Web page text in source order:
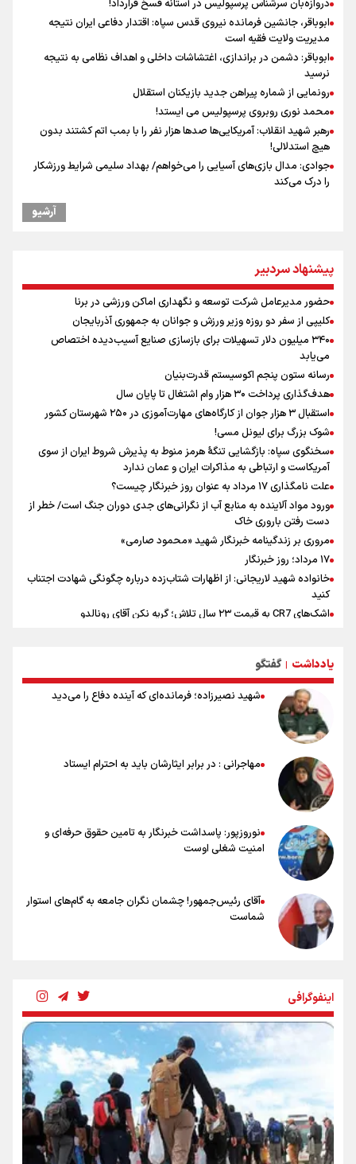
دروازه‌بان سرشناس پرسپولیس در آستانه فسخ قرارداد!
ابوباقر، جانشین فرمانده نیروی قدس سپاه: اقتدار دفاعی ایران نتیجه
مدیریت ولایت فقیه است
ابوباقر: دشمن در براندازی، اغتشاشات داخلی و اهداف نظامی به نتیجه
نرسید
رونمایی از شماره پیراهن جدید بازیکنان استقلال
محمد نوری روبروی پرسپولیس می ایستد!
رهبر شهید انقلاب: آمریکایی‌ها صدها هزار نفر را با بمب اتم کشتند بدون
هیچ استدلالی!
جوادی: مدال بازی‌های آسیایی را می‌خواهم/ بهداد سلیمی شرایط ورزشکار
را درک می‌کند
آمریکاست و ارتباطی به مذاکرات ایران و عمان ندارد
ونس: در حال کار بر روی ایجاد یک سیستم ناوبری امن هستیم
علی‌نژاد در مراسم انجمن ورزشی نویسان در روز خبرنگار : رسانه‌های خبری
در سال گذشته تا به امروز اتفاقات بزرگی را رقم زدند
سیدمناف هاشمی در مراسم انجمن ورزشی نویسان : قدردان زحمات اهالی
رسانه به ویژه ورزشی نویسان هستیم
فوران یک آتشفشان قدرتمند در جنوب غربی کلمبیا
آرشیو
پیشنهاد سردبیر
حضور مدیرعامل شرکت توسعه و نگهداری اماکن ورزشی در برنا
کلیپی از سفر دو روزه وزیر ورزش و جوانان به جمهوری آذربایجان
۳۴۰ میلیون دلار تسهیلات برای بازسازی صنایع آسیب‌دیده اختصاص
می‌یابد
رسانه ستون پنجم اکوسیستم قدرت‌بنیان
هدف‌گذاری پرداخت ۳۰ هزار وام اشتغال تا پایان سال
استقبال ۳ هزار جوان از کارگاه‌های مهارت‌آموزی در ۲۵۰ شهرستان کشور
شوک بزرگ برای لیونل مسی!
سخنگوی سپاه: بازگشایی تنگۀ هرمز منوط به پذیرش شروط ایران از سوی
آمریکاست و ارتباطی به مذاکرات ایران و عمان ندارد
علت نامگذاری ۱۷ مرداد به عنوان روز خبرنگار چیست؟
ورود مواد آلاینده به منابع آب از نگرانی‌های جدی دوران جنگ است/ خطر از
دست رفتن باروری خاک
مروری بر زندگینامه خبرنگار شهید «محمود صارمی»
۱۷ مرداد؛ روز خبرنگار
خانواده شهید لاریجانی: از اظهارات شتاب‌زده درباره چگونگی شهادت اجتناب
کنید
اشک‌های CR7 به قیمت ۲۳ سال تلاش؛ گریه نکن آقای رونالدو
تلاش مدام برای زنده نگه داشتن هنر ایرانی
نصرتی: پاسخ بیرانوند سنخیتی با صحبت‌های علی دایی نداشت/
ملی‌پوشان نباید از خودشان تعریف کنند!
خلعتبری: جای دو سه نفر در جام جهانی خالی بود/ تیم ملی نیاز به تغییر
نسل دارد/ دوست دارم آرژانتین قهرمان شود
شاهرخی: اندازه داشته‌هایمان از بازار جام جهانی برداشت کردیم/ دودستی
سرنوشت صعود را به تیم‌های دیگر سپردیم
عالمی: جام جهانی از مرحله حذفی جان گرفت/ درباره شیوه بازی تیم ملی
نقد وجود دارد
یادداشت | گفتگو
شهید نصیرزاده؛ فرمانده‌ای که آینده دفاع را می‌دید
مهاجرانی : در برابر ایثارشان باید به احترام ایستاد
نوروزپور: پاسداشت خبرنگار به تامین حقوق حرفه‌ای و
امنیت شغلی اوست
آقای رئیس‌جمهور! چشمان نگران جامعه به گام‌های استوار
شماست
بنزین؛ تدبیری برای حفظ امنیت انرژی
«هورامان»؛ میراثی که جهان را شیفته کرد
اینفوگرافی